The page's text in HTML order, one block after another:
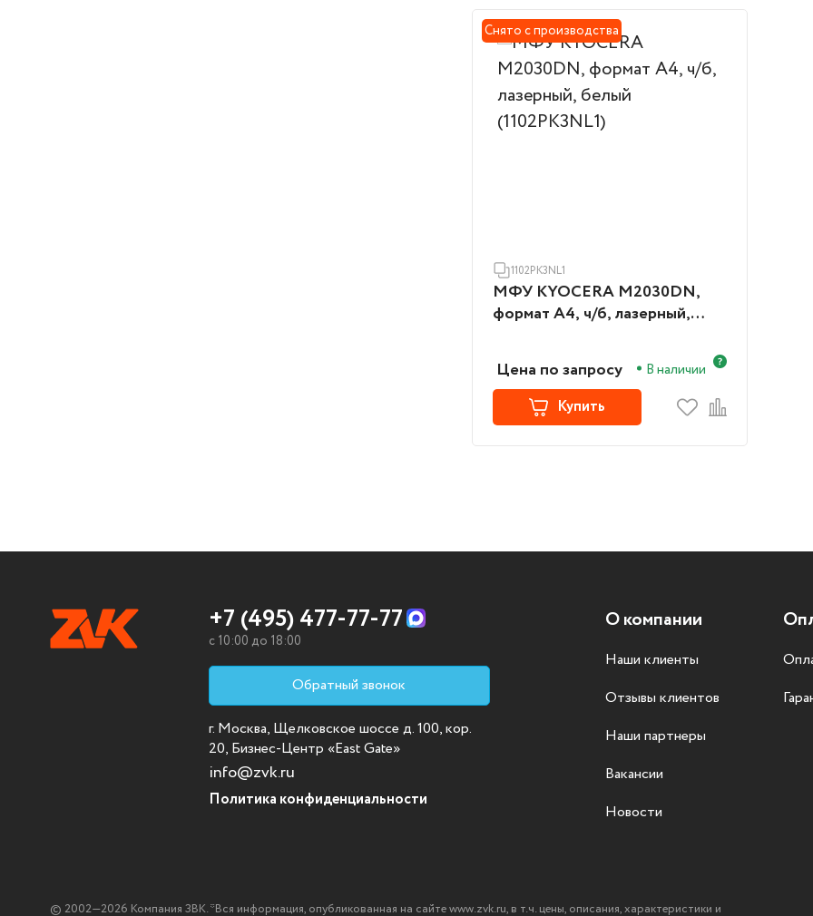
Снято с производства
1102PK3NL1
МФУ KYOCERA M2030DN,
формат А4, ч/б, лазерный,
Цена по запросу
В наличии
Купить
+7 (495) 477-77-77
c 10:00 до 18:00
Обратный звонок
г. Москва, Щелковское шоссе д. 100, кор.
20, Бизнес-Центр «East Gate»
info@zvk.ru
Политика конфиденциальности
О компании
Наши клиенты
Отзывы клиентов
Наши партнеры
Вакансии
Новости
© 2002—2026 Компания ЗВК. *Вся информация, опубликованная на сайте www.zvk.ru, в т.ч. цены, описания, характеристики и